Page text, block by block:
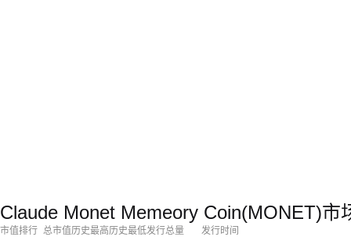
Claude Monet Memeory Coin(MONET)市
市值排行 总市值历史最高历史最低发行总量 发行时间